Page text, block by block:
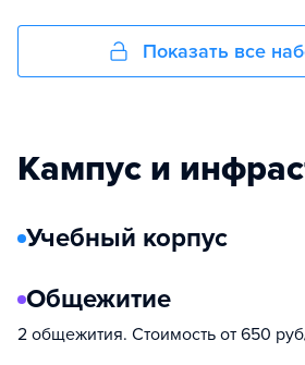
Показать все
Кампус и
Учебный корпус
Общежитие
2 общежития. Стоимость от 650